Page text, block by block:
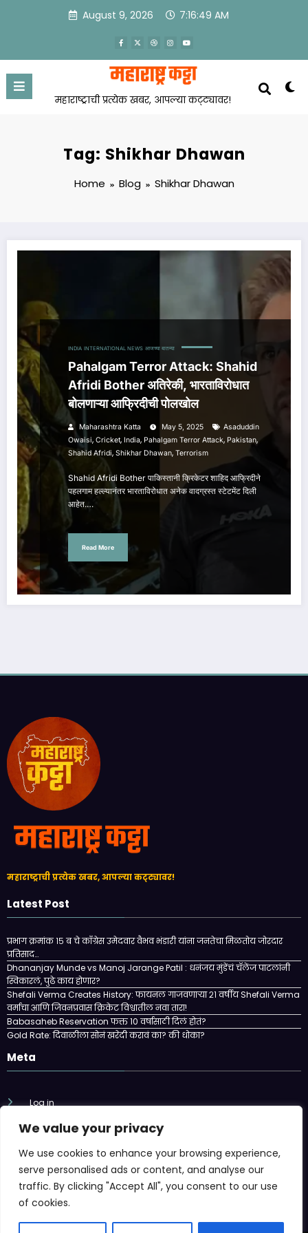
We value your privacy
We use cookies to enhance your browsing experience,
serve personalised ads or content, and analyse our
traffic. By clicking "Accept All", you consent to our use
of cookies.
August 9, 2026 7:16:50 AM
महाराष्ट्राची प्रत्येक खबर, आपल्या कट्ट्यावर!
Tag: Shikhar Dhawan
Home Blog Shikhar Dhawan
INDIA INTERNATIONAL NEWS आजच्या बातम्या
Pahalgam Terror Attack: Shahid
Afridi Bother अतिरेकी, भारताविरोधात
बोलणाऱ्या आफ्रिदीची पोलखोल
Maharashtra Katta May 5, 2025
Asaduddin
Owaisi, Cricket, India, Pahalgam Terror Attack, Pakistan,
Shahid Afridi, Shikhar Dhawan, Terrorism
Shahid Afridi Bother पाकिस्तानी क्रिकेटर शाहिद आफ्रिदीने
पहलगाम हल्ल्यानंतर भारताविरोधात अनेक वादग्रस्त स्टेटमेंट दिली
आहेत.…
Read More
महाराष्ट्राची प्रत्येक खबर, आपल्या कट्ट्यावर!
Latest Post
प्रभाग क्रमांक १५ ब चे काँग्रेस उमेदवार वैभव भंडारी यांना जनतेचा मिळतोय जोरदार
प्रतिसाद…
Dhananjay Munde vs Manoj Jarange Patil : धनंजय मुंडेंचं चॅलेंज पाटलांनी
स्विकारलं, पुढे काय होणार?
Shefali Verma Creates History: फायनल गाजवणाऱ्या २१ वर्षीय Shefali Verma
वर्माचा आणि जिवनप्रवास क्रिकेट विश्वातील नवा तारा!
Babasaheb Reservation फक्त 10 वर्षासाठी दिलं होतं?
Gold Rate: दिवाळीला सोनं खरेदी करावं का? की धोका?
Meta
Log in
Entries feed
WordPress.org